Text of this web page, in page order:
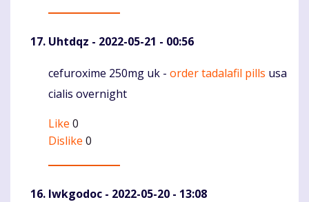
Uhtdqz - 2022-05-21 - 00:56
Komentaras
cefuroxime 250mg uk - order tadalafil pills usa
cialis overnight
Like 0
Dislike 0
lwkgodoc - 2022-05-20 - 13:08